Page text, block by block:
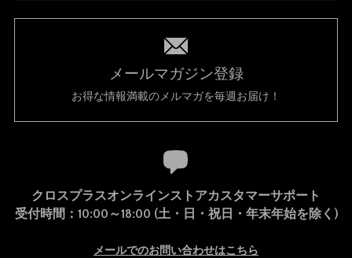
メールマガジン登録
お得な情報満載のメルマガを毎週お届け！
クロスプラスオンラインストアカスタマーサポート
受付時間：10:00～18:00 (土・日・祝日・年末年始を除く)
メールでのお問い合わせはこちら